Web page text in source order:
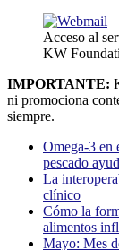
Acceso al
KW
IMPORTANTE:
ni promociona
siempre.
Omega-3 en
pescado
La
clínico
Cómo la
alimentos
Mayo: Mes